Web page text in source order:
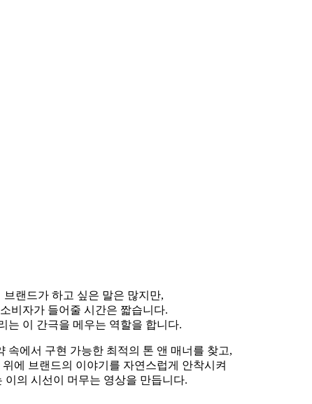
브랜드가 하고 싶은 말은 많지만,
소비자가 들어줄 시간은 짧습니다.
는 이 간극을 메우는 역할을 합니다.
속에서 구현 가능한 최적의 톤 앤 매너를 찾고,
에 브랜드의 이야기를 자연스럽게 안착시켜
이의 시선이 머무는 영상을 만듭니다.